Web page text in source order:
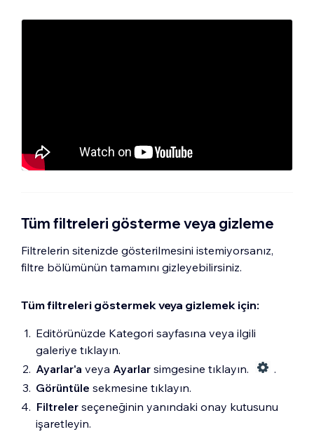
Tüm filtreleri gösterme veya gizleme
Filtrelerin sitenizde gösterilmesini istemiyorsanız,
filtre bölümünün tamamını gizleyebilirsiniz.
Tüm filtreleri göstermek veya gizlemek için:
Editörünüzde Kategori sayfasına veya ilgili
galeriye tıklayın.
Ayarlar'a veya Ayarlar simgesine tıklayın.
.
Görüntüle sekmesine tıklayın.
Filtreler seçeneğinin yanındaki onay kutusunu
işaretleyin.